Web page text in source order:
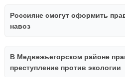
Россияне смогут оформить
навоз
В Медвежьегорском районе
преступление против экологии